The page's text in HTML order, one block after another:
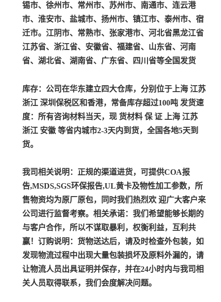
锡市、徐州市、常州市、苏州市、南通市、连云港
市、淮安市、盐城市、扬州市、镇江市、泰州市、宿
迁市。江阴市、常熟市、张家港市、河北省黑龙江省
江苏省、浙江省、安徽省、福建省、山东省、河南
省、湖北省、湖南省、广东省、四川省等全国发货
库存：公司在华东建立四大仓库，分别位于上海 江苏
浙江 深圳保税区和香港，常备库存超过100吨 发货速
度：所有咨询材料当天，现 货材料 保 证 上海 江苏
浙江 安徽 等省内城市2-3天内到货，全国各地5天到
货。
我司相关说明： 正规的渠道进货，可提供COA报
告,MSDS,SGS环保报告,UL黄卡及物性加工参数，所
售物资均为原厂原包，同时我们热烈欢 迎广大客户来
公司进行监督考察。 相关承诺： 我们希望能够长期的
与客户合作，所以不谋取暴利，权衡利益，互利共
赢！ 订购说明： 货物送达后，请及时检查外包装，如
发现物流过程中出现大量包装损坏及原料外漏的，请
让物流人员出具证明并保存，并在24小时内与我司相
关人员取得联系，我们会度解决问题。